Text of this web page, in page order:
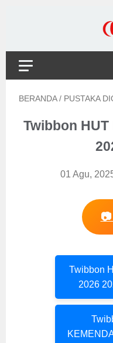
BERANDA / PUSTAKA
Twibbon HUT
01 Agu,
Twibbon
2026